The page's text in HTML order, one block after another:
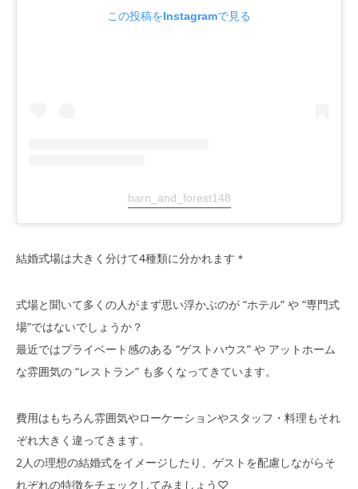
この投稿をInstagramで見る
barn_and_forest148
結婚式場は大きく分けて4種類に分かれます＊
式場と聞いて多くの人がまず思い浮かぶのが “ホテル” や “専門式
場”ではないでしょうか？
最近ではプライベート感のある “ゲストハウス” や アットホーム
な雰囲気の “レストラン” も多くなってきています。
費用はもちろん雰囲気やローケーションやスタッフ・料理もそれ
ぞれ大きく違ってきます。
2人の理想の結婚式をイメージしたり、ゲストを配慮しながらそ
れぞれの特徴をチェックしてみましょう♡